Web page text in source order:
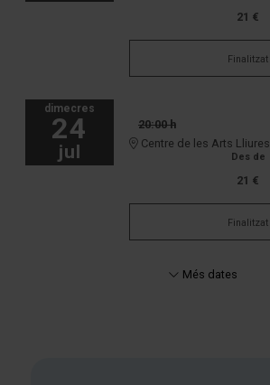
21 €
Finalitzat
dimecres
24
jul
20:00 h
Centre de les Arts Lliures
Des de
21 €
Finalitzat
Més dates